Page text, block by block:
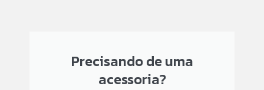
Precisando de uma
acessoria?